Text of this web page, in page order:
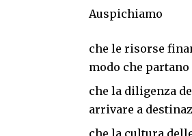
Auspichiamo
che le risorse
modo che
che la diligenza
arrivare a